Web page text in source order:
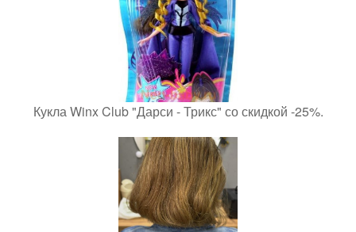
Кукла Winx Club "Дарси - Трикс" со скидкой -25%.